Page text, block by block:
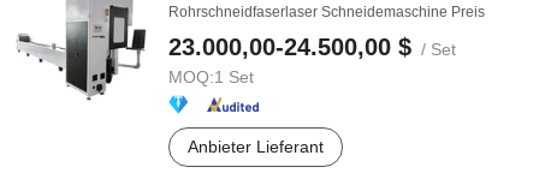
Rohrschneidfaserlaser Schneidemaschine Preis
23.000,00-24.500,00 $ / Set
MOQ:1 Set
Anbieter Lieferant